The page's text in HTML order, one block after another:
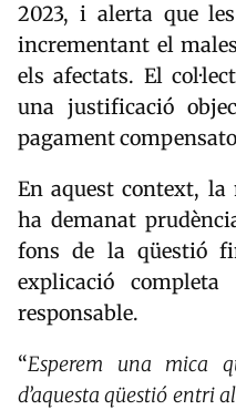
2023, i alerta que
incrementant el
els afectats. El
una justificació
pagament
En aquest context,
ha demanat
fons de la qüestió
explicació
responsable.
“Esperem una mica
d’aquesta qüestió entri